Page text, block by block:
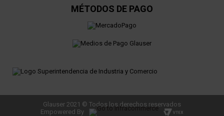
MÉTODOS DE PAGO
Glauser 2021 © Todos los derechos reservados
Empowered By